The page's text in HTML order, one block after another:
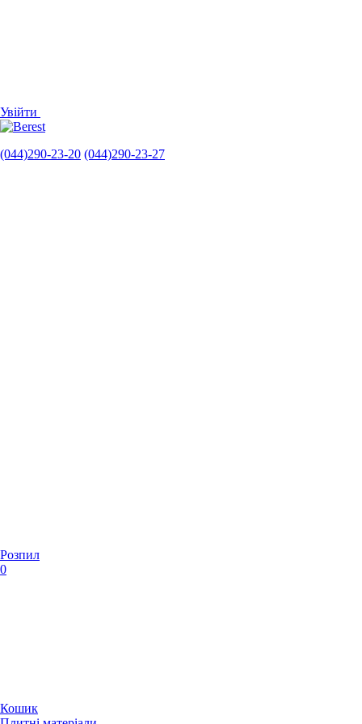
Увійти
(044)290-23-20 (044)290-23-27
Розпил
0
Кошик